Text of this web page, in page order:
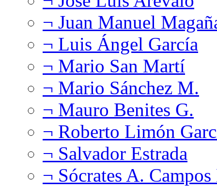
¬ Juan Manuel
¬ Luis Ángel García
¬ Mario San Martí
¬ Mario Sánchez M.
¬ Mauro Benites G.
¬ Roberto Limón
¬ Salvador Estrada
¬ Sócrates A.